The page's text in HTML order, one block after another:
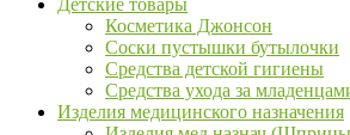
Детские товары
Косметика Джонсон
Соски пустышки бутылочки
Средства детской гигиены
Средства ухода за
Изделия медицинского назначения